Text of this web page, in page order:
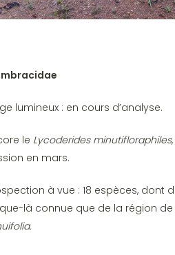
lumineux : en cours d’analyse.
le Lycoderides minutifloraphiles,
en mars.
à vue : 18 espèces, dont
là connue que de la région de